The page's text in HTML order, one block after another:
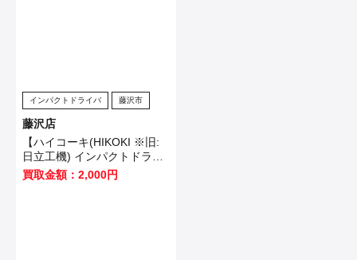
インパクトドライバ 藤沢市
藤沢店
【ハイコーキ(HIKOKI ※旧:
日立工機) インパクトドライ
バ WH12VE】横浜市のお客
様から買取させていただきま
買取金額：2,000円